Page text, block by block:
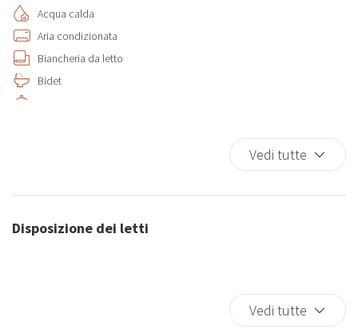
Acqua calda
Aria condizionata
Biancheria da letto
Bidet
Frigorifero
Ingresso privato
Vedi tutte
Disposizione dei letti
Vedi tutte